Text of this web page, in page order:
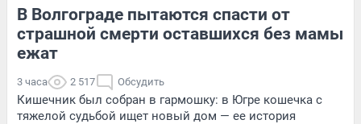
В Волгограде пытаются спасти от
страшной смерти оставшихся без мамы
ежат
3 часа 2 517 Обсудить
Кишечник был собран в гармошку: в Югре кошечка с
тяжелой судьбой ищет новый дом — ее история